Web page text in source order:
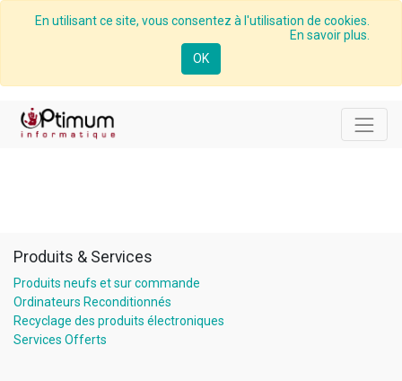
En utilisant ce site, vous consentez à l'utilisation de cookies.
En savoir plus.
OK
Produits & Services
Produits neufs et sur commande
Ordinateurs Reconditionnés
Recyclage des produits électroniques
Services Offerts